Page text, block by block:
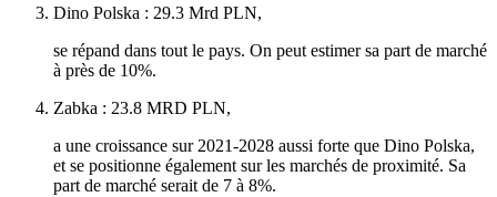
Dino Polska : 29.3 Mrd PLN,
se répand dans tout le pays. On peut estimer sa part de marché
à près de 10%.
Zabka : 23.8 MRD PLN,
a une croissance sur 2021-2028 aussi forte que Dino Polska,
et se positionne également sur les marchés de proximité. Sa
part de marché serait de 7 à 8%.